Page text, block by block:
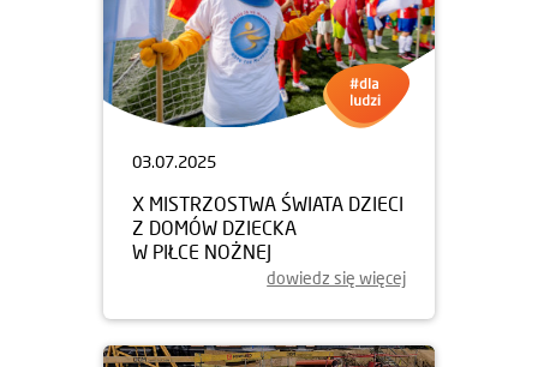
03.07.2025
X MISTRZOSTWA ŚWIATA DZIECI
Z DOMÓW DZIECKA
W PIŁCE NOŻNEJ
dowiedz się więcej